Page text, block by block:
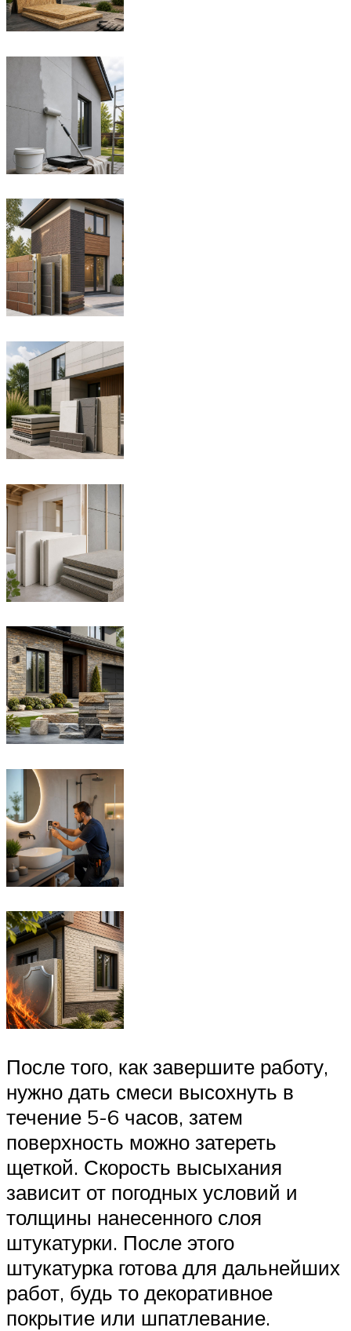
После того, как завершите работу,
нужно дать смеси высохнуть в
течение 5-6 часов, затем
поверхность можно затереть
щеткой. Скорость высыхания
зависит от погодных условий и
толщины нанесенного слоя
штукатурки. После этого
штукатурка готова для дальнейших
работ, будь то декоративное
покрытие или шпатлевание.